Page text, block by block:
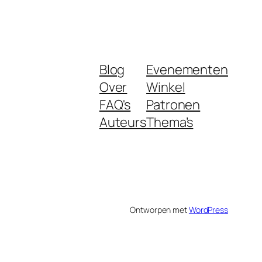
Blog
Over
FAQ's
Auteurs
Evenementen
Winkel
Patronen
Thema’s
Ontworpen metWordPress